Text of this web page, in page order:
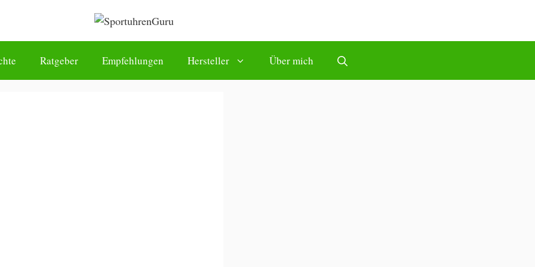
Ratgeber Empfehlungen Hersteller Über mich